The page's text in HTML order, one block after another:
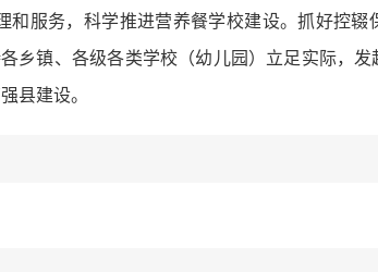
服务，科学推进营养餐学校建设。抓好控
乡镇、各级各类学校（幼儿园）立足实际，
县建设。